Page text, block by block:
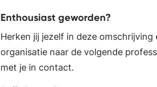
Enthousiast geworden?
Herken jij jezelf in deze
organisatie naar de volgende
met je in contact.